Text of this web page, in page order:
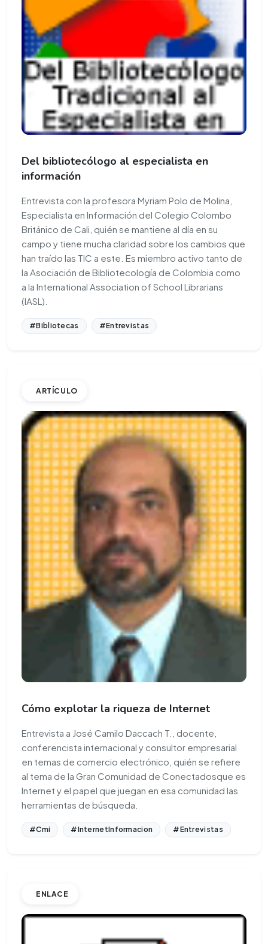
Del bibliotecólogo al especialista en
información
Entrevista con la profesora Myriam Polo de Molina,
Especialista en Información del Colegio Colombo
Británico de Cali, quién se mantiene al día en su
campo y tiene mucha claridad sobre los cambios que
han traído las TIC a este. Es miembro activo tanto de
la Asociación de Bibliotecología de Colombia como
a la International Association of School Librarians
(IASL).
#Bibliotecas #Entrevistas
ARTÍCULO
Cómo explotar la riqueza de Internet
Entrevista a José Camilo Daccach T., docente,
conferencista internacional y consultor empresarial
en temas de comercio electrónico, quién se refiere
al tema de la Gran Comunidad de Conectadosque es
Internet y el papel que juegan en esa comunidad las
herramientas de búsqueda.
#Cmi #InternetInformacion #Entrevistas
ENLACE